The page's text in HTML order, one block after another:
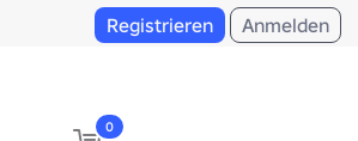
Registrieren Anmelden
0